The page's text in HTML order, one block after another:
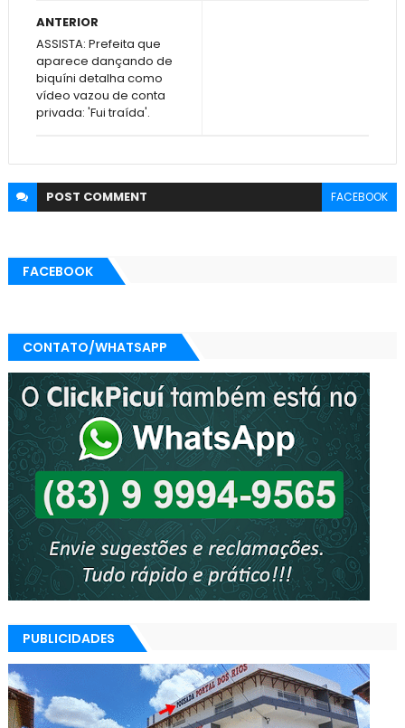
ANTERIOR
ASSISTA: Prefeita que
aparece dançando de
biquíni detalha como
vídeo vazou de conta
privada: 'Fui traída'.
POST COMMENT FACEBOOK
FACEBOOK
CONTATO/WHATSAPP
PUBLICIDADES